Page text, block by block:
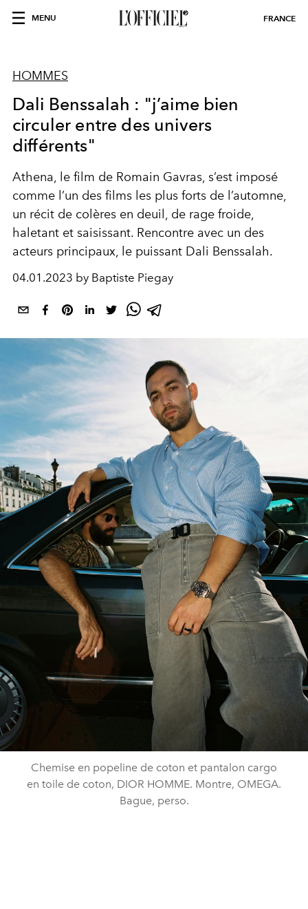
MENU FRANCE
HOMMES
Dali Benssalah : "j’aime bien
circuler entre des univers
différents"
Athena, le film de Romain Gavras, s’est imposé
comme l’un des films les plus forts de l’automne,
un récit de colères en deuil, de rage froide,
haletant et saisissant. Rencontre avec un des
acteurs principaux, le puissant Dali Benssalah.
04.01.2023 by Baptiste Piegay
Chemise en popeline de coton et pantalon cargo
en toile de coton, DIOR HOMME. Montre, OMEGA.
Bague, perso.